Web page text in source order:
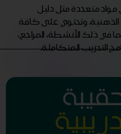
مواد متعددة مثل دليل
الذهنية، وتحتوي على كافة
بما في ذلك الأنشطة، المراجع،
التدريب المتكاملة.